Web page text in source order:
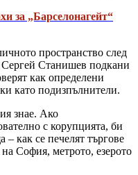
за „Барселонагейт“
пространство след
Сергей Станишев подкани
как определени
като подизпълнители.
знае. Ако
с корупцията, би
– как се печелят търгове
София, метрото, езерото